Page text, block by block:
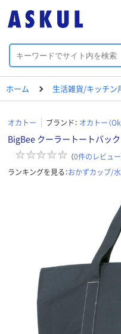
ホーム 生活雑貨/キッチン
オカトー ブランド： オカトー（
BigBee クーラートートバッ
（0件のレビュー
ランキングを見る：おかずカップ/